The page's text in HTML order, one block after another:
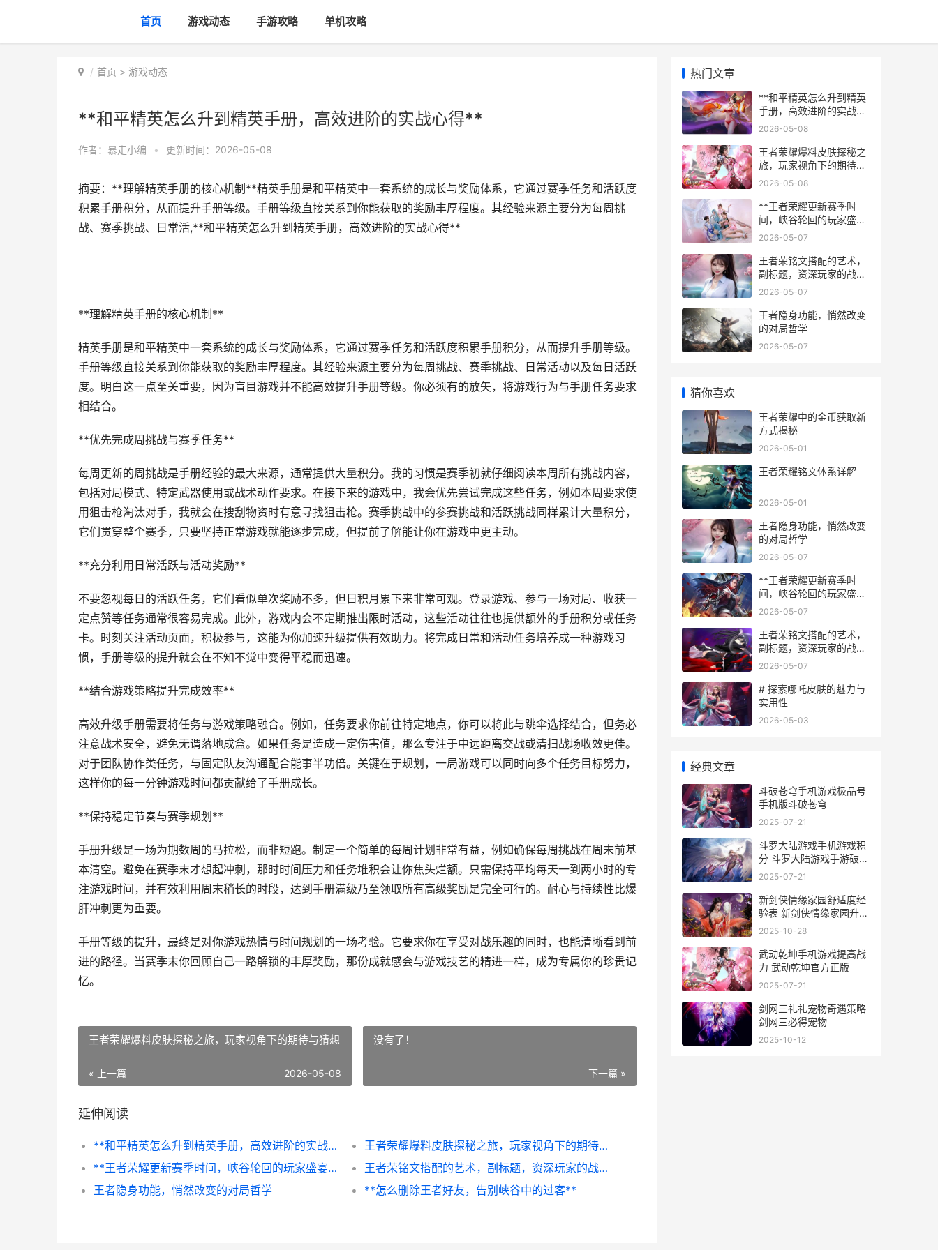
首页 游戏动态 手游攻略 单机攻略
首页 > 游戏动态
**和平精英怎么升到精英手册，高效进阶的实战心得**
作者： 暴走小编 • 更新时间：2026-05-08
摘要：**理解精英手册的核心机制**精英手册是和平精英中一套系统的成长与奖励体系，它通过赛季任务和活跃度
积累手册积分，从而提升手册等级。手册等级直接关系到你能获取的奖励丰厚程度。其经验来源主要分为每周挑
战、赛季挑战、日常活,**和平精英怎么升到精英手册，高效进阶的实战心得**
**理解精英手册的核心机制**
精英手册是和平精英中一套系统的成长与奖励体系，它通过赛季任务和活跃度积累手册积分，从而提升手册等级。
手册等级直接关系到你能获取的奖励丰厚程度。其经验来源主要分为每周挑战、赛季挑战、日常活动以及每日活跃
度。明白这一点至关重要，因为盲目游戏并不能高效提升手册等级。你必须有的放矢，将游戏行为与手册任务要求
相结合。
**优先完成周挑战与赛季任务**
每周更新的周挑战是手册经验的最大来源，通常提供大量积分。我的习惯是赛季初就仔细阅读本周所有挑战内容，
包括对局模式、特定武器使用或战术动作要求。在接下来的游戏中，我会优先尝试完成这些任务，例如本周要求使
用狙击枪淘汰对手，我就会在搜刮物资时有意寻找狙击枪。赛季挑战中的参赛挑战和活跃挑战同样累计大量积分，
它们贯穿整个赛季，只要坚持正常游戏就能逐步完成，但提前了解能让你在游戏中更主动。
**充分利用日常活跃与活动奖励**
不要忽视每日的活跃任务，它们看似单次奖励不多，但日积月累下来非常可观。登录游戏、参与一场对局、收获一
定点赞等任务通常很容易完成。此外，游戏内会不定期推出限时活动，这些活动往往也提供额外的手册积分或任务
卡。时刻关注活动页面，积极参与，这能为你加速升级提供有效助力。将完成日常和活动任务培养成一种游戏习
惯，手册等级的提升就会在不知不觉中变得平稳而迅速。
**结合游戏策略提升完成效率**
高效升级手册需要将任务与游戏策略融合。例如，任务要求你前往特定地点，你可以将此与跳伞选择结合，但务必
注意战术安全，避免无谓落地成盒。如果任务是造成一定伤害值，那么专注于中远距离交战或清扫战场收效更佳。
对于团队协作类任务，与固定队友沟通配合能事半功倍。关键在于规划，一局游戏可以同时向多个任务目标努力，
这样你的每一分钟游戏时间都贡献给了手册成长。
**保持稳定节奏与赛季规划**
手册升级是一场为期数周的马拉松，而非短跑。制定一个简单的每周计划非常有益，例如确保每周挑战在周末前基
本清空。避免在赛季末才想起冲刺，那时时间压力和任务堆积会让你焦头烂额。只需保持平均每天一到两小时的专
注游戏时间，并有效利用周末稍长的时段，达到手册满级乃至领取所有高级奖励是完全可行的。耐心与持续性比爆
肝冲刺更为重要。
手册等级的提升，最终是对你游戏热情与时间规划的一场考验。它要求你在享受对战乐趣的同时，也能清晰看到前
进的路径。当赛季末你回顾自己一路解锁的丰厚奖励，那份成就感会与游戏技艺的精进一样，成为专属你的珍贵记
忆。
王者荣耀爆料皮肤探秘之旅，玩家视角下的期待与猜想
« 上一篇 2026-05-08
没有了！
下一篇 »
延伸阅读
**和平精英怎么升到精英手册，高效进阶的实战心得**
王者荣耀爆料皮肤探秘之旅，玩家视角下的期待与猜想
**王者荣耀更新赛季时间，峡谷轮回的玩家盛宴，副标题，新篇章的号角与旧时光的回响**
王者荣铭文搭配的艺术，副标题，资深玩家的战略密码
王者隐身功能，悄然改变的对局哲学
**怎么删除王者好友，告别峡谷中的过客**
热门文章
**和平精英怎么升到精英
手册，高效进阶的实战心
得**
2026-05-08
王者荣耀爆料皮肤探秘之
旅，玩家视角下的期待与
猜想
2026-05-08
**王者荣耀更新赛季时
间，峡谷轮回的玩家盛
宴，副标题，新篇章的号
2026-05-07
王者荣铭文搭配的艺术，
副标题，资深玩家的战略
密码
2026-05-07
王者隐身功能，悄然改变
的对局哲学
2026-05-07
猜你喜欢
王者荣耀中的金币获取新
方式揭秘
2026-05-01
王者荣耀铭文体系详解
2026-05-01
王者隐身功能，悄然改变
的对局哲学
2026-05-07
**王者荣耀更新赛季时
间，峡谷轮回的玩家盛
宴，副标题，新篇章的号
2026-05-07
王者荣铭文搭配的艺术，
副标题，资深玩家的战略
密码
2026-05-07
# 探索哪吒皮肤的魅力与
实用性
2026-05-03
经典文章
斗破苍穹手机游戏极品号
手机版斗破苍穹
2025-07-21
斗罗大陆游戏手机游戏积
分 斗罗大陆游戏手游破解
版
2025-07-21
新剑侠情缘家园舒适度经
验表 新剑侠情缘家园升级
需要元宝
2025-10-28
武动乾坤手机游戏提高战
力 武动乾坤官方正版
2025-07-21
剑网三礼礼宠物奇遇策略
剑网三必得宠物
2025-10-12